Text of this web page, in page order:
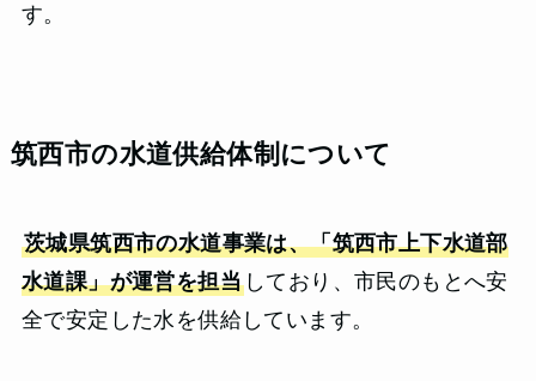
す。
筑西市の水道供給体制について
茨城県筑西市の水道事業は、「筑西市上下水道部
水道課」が運営を担当しており、市民のもとへ安
全で安定した水を供給しています。